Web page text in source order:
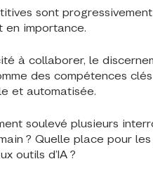
sont
en importance.
à collaborer, le
des compétences
et automatisée.
soulevé plusieurs
? Quelle place pour
outils d’IA ?